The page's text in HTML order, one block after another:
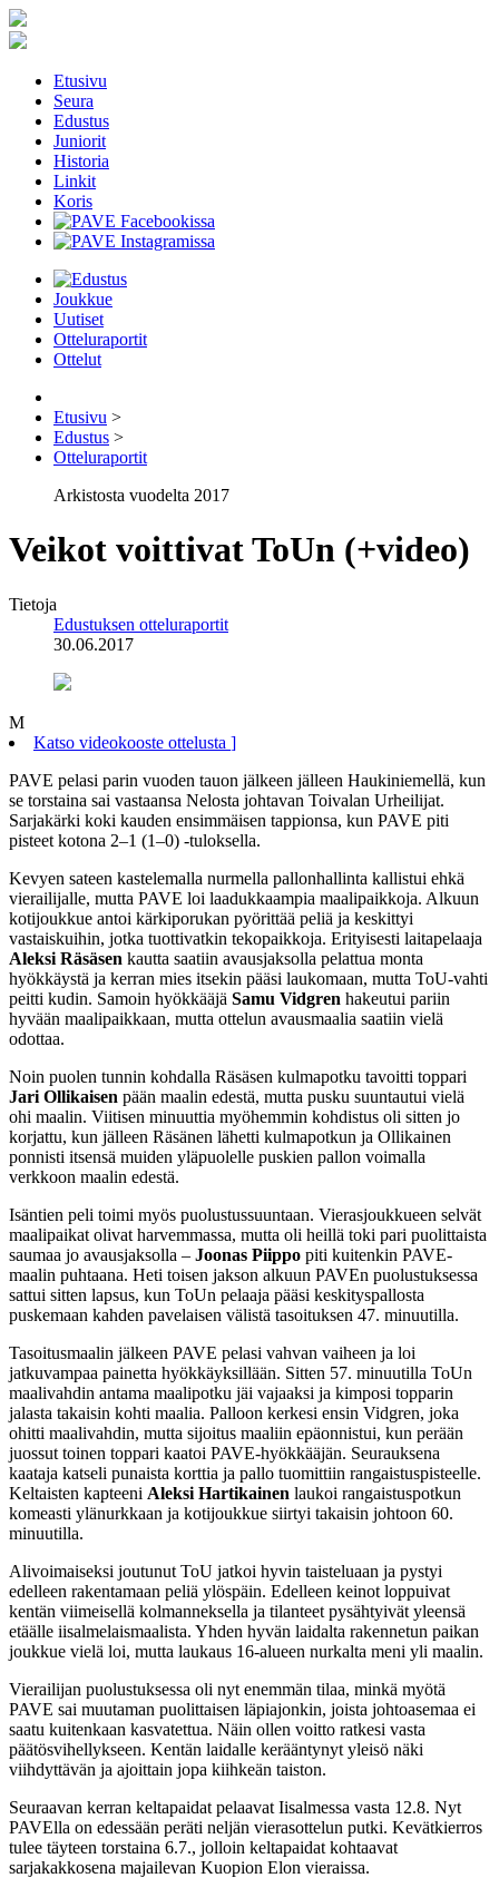
Etusivu
Seura
Edustus
Juniorit
Historia
Linkit
Koris
Joukkue
Uutiset
Otteluraportit
Ottelut
Etusivu >
Edustus >
Otteluraportit
Arkistosta vuodelta 2017
Veikot voittivat ToUn (+video)
Tietoja
Edustuksen otteluraportit
30.06.2017
M
Katso videokooste ottelusta ]
PAVE pelasi parin vuoden tauon jälkeen jälleen Haukiniemellä, kun
se torstaina sai vastaansa Nelosta johtavan Toivalan Urheilijat.
Sarjakärki koki kauden ensimmäisen tappionsa, kun PAVE piti
pisteet kotona 2–1 (1–0) -tuloksella.
Kevyen sateen kastelemalla nurmella pallonhallinta kallistui ehkä
vierailijalle, mutta PAVE loi laadukkaampia maalipaikkoja. Alkuun
kotijoukkue antoi kärkiporukan pyörittää peliä ja keskittyi
vastaiskuihin, jotka tuottivatkin tekopaikkoja. Erityisesti laitapelaaja
Aleksi Räsäsen kautta saatiin avausjaksolla pelattua monta
hyökkäystä ja kerran mies itsekin pääsi laukomaan, mutta ToU-vahti
peitti kudin. Samoin hyökkääjä Samu Vidgren hakeutui pariin
hyvään maalipaikkaan, mutta ottelun avausmaalia saatiin vielä
odottaa.
Noin puolen tunnin kohdalla Räsäsen kulmapotku tavoitti toppari
Jari Ollikaisen pään maalin edestä, mutta pusku suuntautui vielä
ohi maalin. Viitisen minuuttia myöhemmin kohdistus oli sitten jo
korjattu, kun jälleen Räsänen lähetti kulmapotkun ja Ollikainen
ponnisti itsensä muiden yläpuolelle puskien pallon voimalla
verkkoon maalin edestä.
Isäntien peli toimi myös puolustussuuntaan. Vierasjoukkueen selvät
maalipaikat olivat harvemmassa, mutta oli heillä toki pari puolittaista
saumaa jo avausjaksolla – Joonas Piippo piti kuitenkin PAVE-
maalin puhtaana. Heti toisen jakson alkuun PAVEn puolustuksessa
sattui sitten lapsus, kun ToUn pelaaja pääsi keskityspallosta
puskemaan kahden pavelaisen välistä tasoituksen 47. minuutilla.
Tasoitusmaalin jälkeen PAVE pelasi vahvan vaiheen ja loi
jatkuvampaa painetta hyökkäyksillään. Sitten 57. minuutilla ToUn
maalivahdin antama maalipotku jäi vajaaksi ja kimposi topparin
jalasta takaisin kohti maalia. Palloon kerkesi ensin Vidgren, joka
ohitti maalivahdin, mutta sijoitus maaliin epäonnistui, kun perään
juossut toinen toppari kaatoi PAVE-hyökkääjän. Seurauksena
kaataja katseli punaista korttia ja pallo tuomittiin rangaistuspisteelle.
Keltaisten kapteeni Aleksi Hartikainen laukoi rangaistuspotkun
komeasti ylänurkkaan ja kotijoukkue siirtyi takaisin johtoon 60.
minuutilla.
Alivoimaiseksi joutunut ToU jatkoi hyvin taisteluaan ja pystyi
edelleen rakentamaan peliä ylöspäin. Edelleen keinot loppuivat
kentän viimeisellä kolmanneksella ja tilanteet pysähtyivät yleensä
etäälle iisalmelaismaalista. Yhden hyvän laidalta rakennetun paikan
joukkue vielä loi, mutta laukaus 16-alueen nurkalta meni yli maalin.
Vierailijan puolustuksessa oli nyt enemmän tilaa, minkä myötä
PAVE sai muutaman puolittaisen läpiajonkin, joista johtoasemaa ei
saatu kuitenkaan kasvatettua. Näin ollen voitto ratkesi vasta
päätösvihellykseen. Kentän laidalle kerääntynyt yleisö näki
viihdyttävän ja ajoittain jopa kiihkeän taiston.
Seuraavan kerran keltapaidat pelaavat Iisalmessa vasta 12.8. Nyt
PAVElla on edessään peräti neljän vierasottelun putki. Kevätkierros
tulee täyteen torstaina 6.7., jolloin keltapaidat kohtaavat
sarjakakkosena majailevan Kuopion Elon vieraissa.